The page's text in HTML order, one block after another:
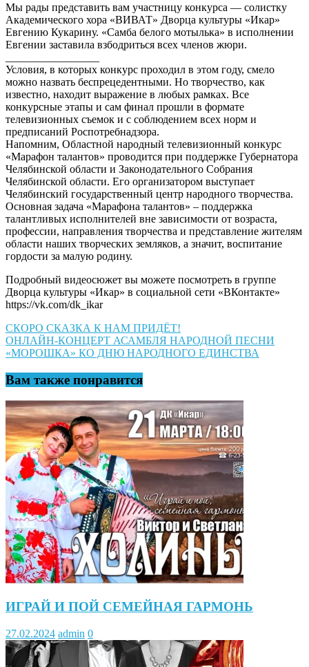
Мы рады представить вам участницу конкурса — солистку
Академического хора «ВИВАТ» Дворца культуры «Икар»
Евгению Кукарину. «Самба белого мотылька» в исполнении
Евгении заставила взбодриться всех членов жюри.
Условия, в которых конкурс проходил в этом году, смело
можно назвать беспрецедентными. Но творчество, как
известно, находит выражение в любых рамках. Все
конкурсные этапы и сам финал прошли в формате
телевизионных съемок и с соблюдением всех норм и
предписаний Роспотребнадзора.
Напомним, Областной народный телевизионный конкурс
«Марафон талантов» проводится при поддержке Губернатора
Челябинской области и Законодательного Собрания
Челябинской области. Его организатором выступает
Челябинский государственный центр народного творчества.
Основная задача «Марафона талантов» – поддержка
талантливых исполнителей вне зависимости от возраста,
профессии, направления творчества и представление жителям
области наших творческих земляков, а значит, воспитание
гордости за малую родину.
Подробный видеосюжет вы можете посмотреть в группе
Дворца культуры «Икар» в социальной сети «ВКонтакте»
https://vk.com/dk_ikar
Навигация
по
записям
СКОРО СКАЗКА К НАМ ПРИДЁТ!
ОНЛАЙН-КОНЦЕРТ АСАМБЛЯ НАРОДНОЙ ПЕСНИ
«МОРОШКА» КО ДНЮ НАРОДНОГО ЕДИНСТВА
Вам также понравится
ИГРАЙ И ПОЙ СЕМЕЙНАЯ ГАРМОНЬ
27.02.2024 admin 0